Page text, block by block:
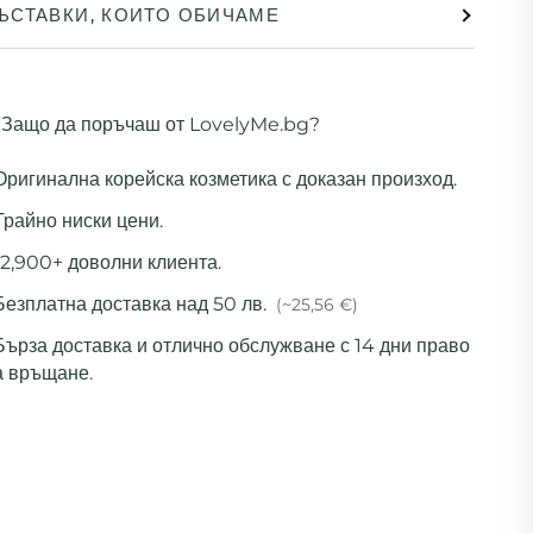
КОИТО ОБИЧАМЕ
да поръчаш от LovelyMe.bg?
корейска козметика с доказан произход.
ниски цени.
доволни клиента.
доставка над 50 лв. (~25,56 €)
доставка и отлично обслужване с 14 дни право
връщане.